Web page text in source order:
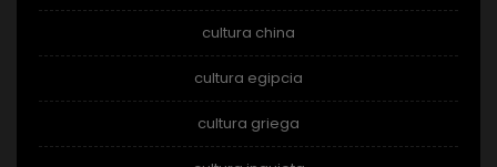
cultura china
cultura egipcia
cultura griega